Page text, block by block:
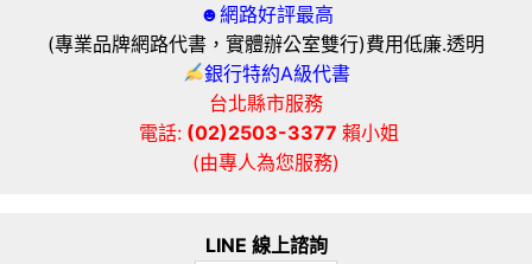
☻網路好評最高
(專業品牌網路代書，實體辦公室雙行)費用低廉.透明
銀行特約A級代書
台北縣市服務
電話: (02)2503-3377 賴小姐
(由專人為您服務)
LINE 線上諮詢